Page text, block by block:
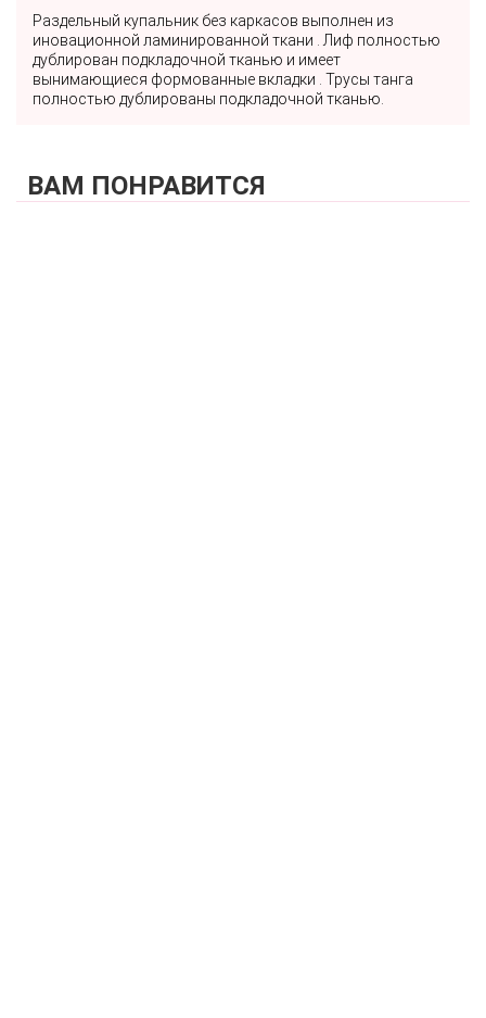
Раздельный купальник без каркасов выполнен из
иновационной ламинированной ткани . Лиф полностью
дублирован подкладочной тканью и имеет
вынимающиеся формованные вкладки . Трусы танга
полностью дублированы подкладочной тканью.
ВАМ ПОНРАВИТСЯ